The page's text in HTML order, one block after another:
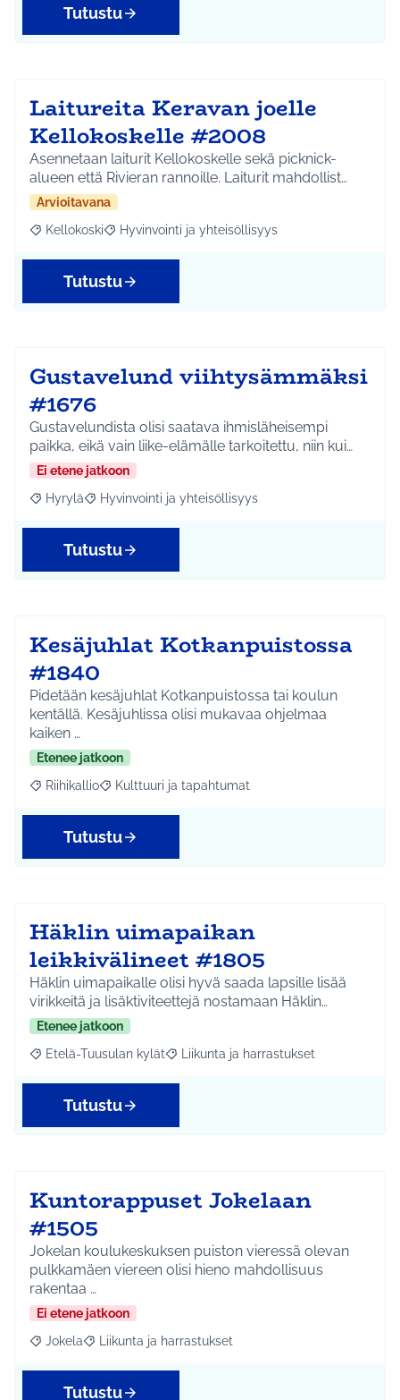
Tutustu
Laitureita Keravan joelle
Kellokoskelle #2008
Asennetaan laiturit Kellokoskelle sekä picknick-
alueen että Rivieran rannoille. Laiturit mahdollist…
Arvioitavana
Rajaa tulokset aihepiirin mukaan: Kellokoski
Kellokoski Rajaa tulokset teeman mukaan: Hyvinvointi ja
Hyvinvointi ja yhteisöllisyys
Tutustu
Gustavelund viihtysämmäksi
#1676
Gustavelundista olisi saatava ihmisläheisempi
paikka, eikä vain liike-elämälle tarkoitettu, niin kui…
Ei etene jatkoon
Rajaa tulokset aihepiirin mukaan: Hyrylä
Hyrylä Rajaa tulokset teeman mukaan: Hyvinvointi ja
Hyvinvointi ja yhteisöllisyys
Tutustu
Kesäjuhlat Kotkanpuistossa
#1840
Pidetään kesäjuhlat Kotkanpuistossa tai koulun
kentällä. Kesäjuhlissa olisi mukavaa ohjelmaa
kaiken …
Etenee jatkoon
Rajaa tulokset aihepiirin mukaan: Riihikallio
Riihikallio Rajaa tulokset teeman mukaan: Kulttuuri ja
Kulttuuri ja tapahtumat
Tutustu
Häklin uimapaikan
leikkivälineet #1805
Häklin uimapaikalle olisi hyvä saada lapsille lisää
virikkeitä ja lisäktiviteettejä nostamaan Häklin…
Etenee jatkoon
Rajaa tulokset aihepiirin mukaan: Etelä-Tuusulan kylät
Etelä-Tuusulan kylät Rajaa tulokset teeman mukaan:
Liikunta ja harrastukset
Tutustu
Kuntorappuset Jokelaan
#1505
Jokelan koulukeskuksen puiston vieressä olevan
pulkkamäen viereen olisi hieno mahdollisuus
rakentaa …
Ei etene jatkoon
Rajaa tulokset aihepiirin mukaan: Jokela
Jokela Rajaa tulokset teeman mukaan: Liikunta ja
Liikunta ja harrastukset
Tutustu